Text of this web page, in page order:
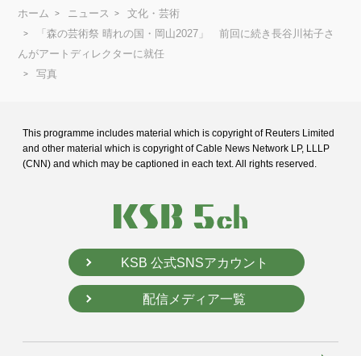
ホーム ニュース
文化・芸術
「森の芸術祭 晴れの国・岡山2027」 前回に続き長谷川祐子さ
んがアートディレクターに就任
写真
This programme includes material which is copyright of Reuters Limited
and other material which is copyright of Cable News Network LP, LLLP
(CNN) and which may be captioned in each text. All rights reserved.
KSB 公式SNSアカウント
配信メディア一覧